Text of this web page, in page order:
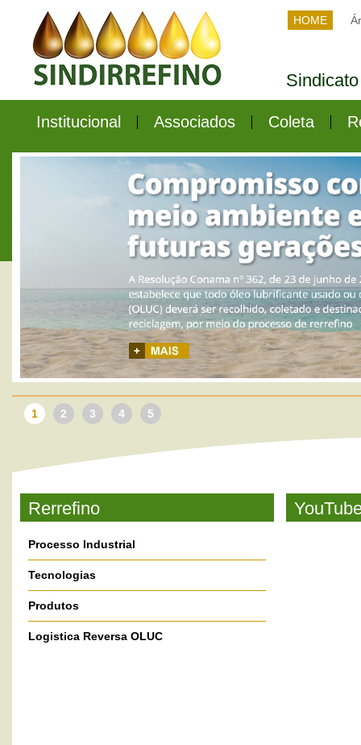
HOME
Institucional Associados Coleta
1 2 3 4 5
Rerrefino
Processo Industrial
Tecnologias
Produtos
Logistica Reversa OLUC